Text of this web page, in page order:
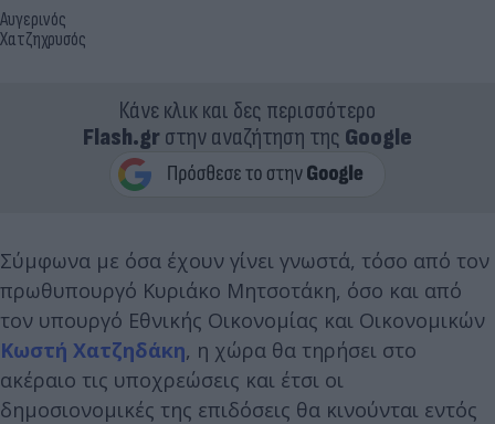
Αυγερινός
Χατζηχρυσός
Κάνε κλικ και δες περισσότερο
Flash.grστην αναζήτηση της Google
Σύμφωνα με όσα έχουν γίνει γνωστά, τόσο από τον
πρωθυπουργό Κυριάκο Μητσοτάκη, όσο και από
τον υπουργό Εθνικής Οικονομίας και Οικονομικών
Κωστή Χατζηδάκη, η χώρα θα τηρήσει στο
ακέραιο τις υποχρεώσεις και έτσι οι
δημοσιονομικές της επιδόσεις θα κινούνται εντός